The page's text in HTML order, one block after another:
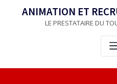
ANIMATION ET
LE PRESTATAIRE DU